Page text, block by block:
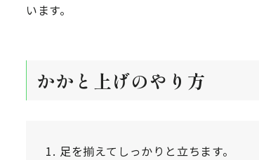
います。
かかと上げのやり方
足を揃えてしっかりと立ちます。